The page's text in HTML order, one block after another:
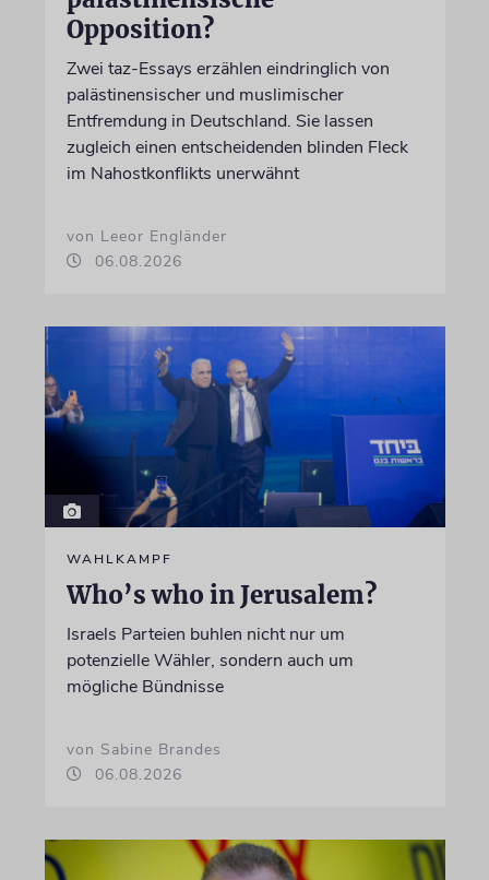
Opposition?
Zwei taz-Essays erzählen eindringlich von
palästinensischer und muslimischer
Entfremdung in Deutschland. Sie lassen
zugleich einen entscheidenden blinden Fleck
im Nahostkonflikts unerwähnt
von Leeor Engländer
06.08.2026
WAHLKAMPF
Who’s who in Jerusalem?
Israels Parteien buhlen nicht nur um
potenzielle Wähler, sondern auch um
mögliche Bündnisse
von Sabine Brandes
06.08.2026